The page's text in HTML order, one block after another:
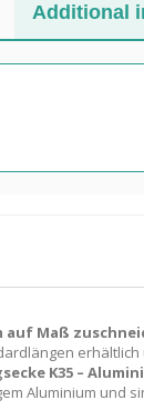
Additional
auf Maß
K35 –
Aluminium